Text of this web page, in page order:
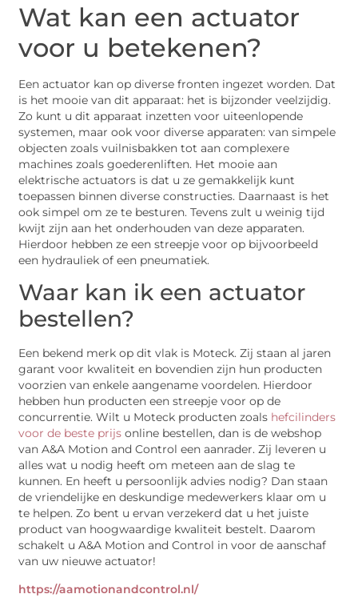
Wat kan een actuator
voor u betekenen?
Een actuator kan op diverse fronten ingezet worden. Dat
is het mooie van dit apparaat: het is bijzonder veelzijdig.
Zo kunt u dit apparaat inzetten voor uiteenlopende
systemen, maar ook voor diverse apparaten: van simpele
objecten zoals vuilnisbakken tot aan complexere
machines zoals goederenliften. Het mooie aan
elektrische actuators is dat u ze gemakkelijk kunt
toepassen binnen diverse constructies. Daarnaast is het
ook simpel om ze te besturen. Tevens zult u weinig tijd
kwijt zijn aan het onderhouden van deze apparaten.
Hierdoor hebben ze een streepje voor op bijvoorbeeld
een hydrauliek of een pneumatiek.
Waar kan ik een actuator
bestellen?
Een bekend merk op dit vlak is Moteck. Zij staan al jaren
garant voor kwaliteit en bovendien zijn hun producten
voorzien van enkele aangename voordelen. Hierdoor
hebben hun producten een streepje voor op de
concurrentie. Wilt u Moteck producten zoals hefcilinders
voor de beste prijs online bestellen, dan is de webshop
van A&A Motion and Control een aanrader. Zij leveren u
alles wat u nodig heeft om meteen aan de slag te
kunnen. En heeft u persoonlijk advies nodig? Dan staan
de vriendelijke en deskundige medewerkers klaar om u
te helpen. Zo bent u ervan verzekerd dat u het juiste
product van hoogwaardige kwaliteit bestelt. Daarom
schakelt u A&A Motion and Control in voor de aanschaf
van uw nieuwe actuator!
https://aamotionandcontrol.nl/